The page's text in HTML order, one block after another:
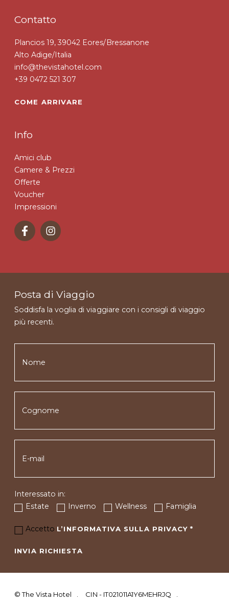
Contatto
Plancios 19, 39042 Eores/Bressanone
Alto Adige/Italia
info@thevistahotel.com
+39 0472 521 307
COME ARRIVARE
Info
Amici club
Camere & Prezzi
Offerte
Voucher
Impressioni
Posta di Viaggio
Soddisfa la voglia di viaggiare con i consigli di viaggio
più recenti.
Interessato in:
Estate
Inverno Wellness Famiglia
Accetto L’INFORMATIVA SULLA PRIVACY*
INVIA RICHIESTA
©The Vista Hotel
CIN - IT021011A1Y6MEHRJQ